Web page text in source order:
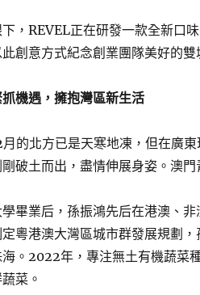
下，REVEL正在研發一款全新口
創意方式紀念創業團隊美好的雙
抓機遇，擁抱灣區新生活
月的北方已是天寒地凍，但在廣
剛破土而出，盡情伸展身姿。澳
學畢業后，孫振鴻先后在港澳、
粵港澳大灣區城市群發展規劃
。2022年，專注無土有機蔬菜
菜。